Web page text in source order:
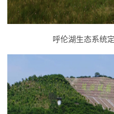
呼伦湖生态系统